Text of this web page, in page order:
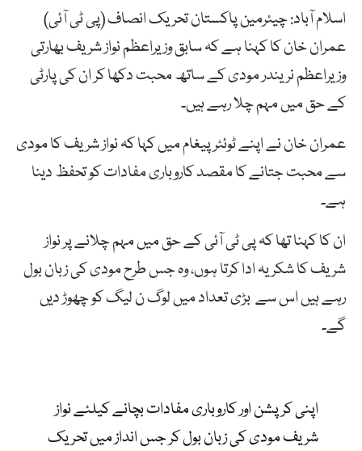
اسلام آباد: چیئرمین پاکستان تحریک انصاف (پی ٹی آئی)
عمران خان کا کہنا ہے کہ سابق وزیراعظم نواز شریف بھارتی
وزیراعظم نریندر مودی کے ساتھ محبت دکھا کر ان کی پارٹی
کے حق میں مہم چلا رہے ہیں۔
عمران خان نے اپنے ٹوئٹر پیغام میں کہا کہ نواز شریف کا مودی
سے محبت جتانے کا مقصد کاروباری مفادات کو تحفظ دینا
ہے۔
ان کا کہنا تھا کہ پی ٹی آئی کے حق میں مہم چلانے پر نواز
شریف کا شکریہ ادا کرتا ہوں، وہ جس طرح مودی کی زبان بول
رہے ہیں اس سے بڑی تعداد میں لوگ ن لیگ کو چھوڑ دیں
گے۔
اپنی کرپشن اور کاروباری مفادات بچانے کیلئے نواز
شریف مودی کی زبان بول کر جس انداز میں تحریک